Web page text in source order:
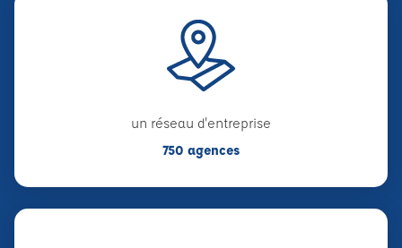
un réseau d'entreprise
750 agences